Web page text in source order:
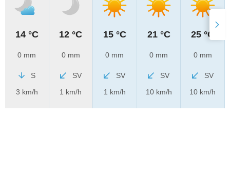
14 °C
0 mm
S
3 km/h
12 °C
0 mm
SV
1 km/h
15 °C
0 mm
SV
1 km/h
21 °C
0 mm
SV
10 km/h
25 °C
0 mm
SV
10 km/h